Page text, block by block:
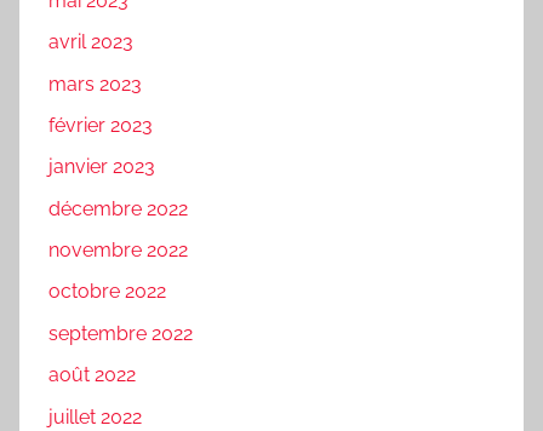
avril 2023
mars 2023
février 2023
janvier 2023
décembre 2022
novembre 2022
octobre 2022
septembre 2022
août 2022
juillet 2022